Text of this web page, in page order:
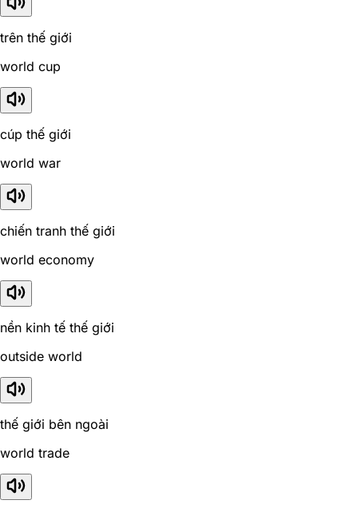
trên thế giới
world cup
cúp thế giới
world war
chiến tranh thế giới
world economy
nền kinh tế thế giới
outside world
thế giới bên ngoài
world trade